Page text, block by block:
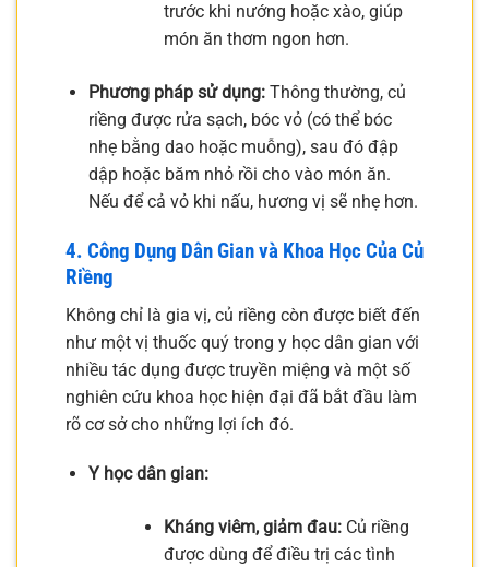
trước khi nướng hoặc xào, giúp
món ăn thơm ngon hơn.
Phương pháp sử dụng:Thông thường, củ
riềng được rửa sạch, bóc vỏ (có thể bóc
nhẹ bằng dao hoặc muỗng), sau đó đập
dập hoặc băm nhỏ rồi cho vào món ăn.
Nếu để cả vỏ khi nấu, hương vị sẽ nhẹ hơn.
4. Công Dụng Dân Gian và Khoa Học Của Củ
Riềng
Không chỉ là gia vị, củ riềng còn được biết đến
như một vị thuốc quý trong y học dân gian với
nhiều tác dụng được truyền miệng và một số
nghiên cứu khoa học hiện đại đã bắt đầu làm
rõ cơ sở cho những lợi ích đó.
Y học dân gian:
Kháng viêm, giảm đau:Củ riềng
được dùng để điều trị các tình